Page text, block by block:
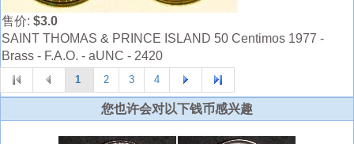
售价: $3.0
SAINT THOMAS & PRINCE ISLAND 50 Centimos 1977 -
Brass - F.A.O. - aUNC - 2420
1 2 3 4
您也许会对以下钱币感兴趣